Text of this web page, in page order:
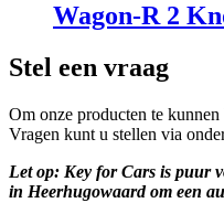
Wagon-R 2
Stel een vraag
Om onze producten te
Vragen kunt u stellen via
Let op: Key for Cars is puur
in Heerhugowaard om een